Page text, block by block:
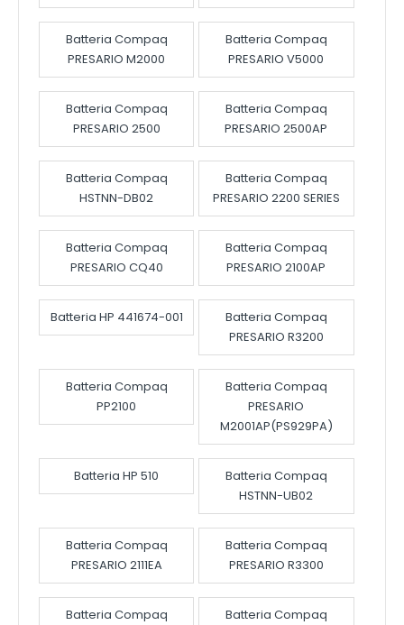
Batteria Compaq
PRESARIO M2000
Batteria Compaq
PRESARIO V5000
Batteria Compaq
PRESARIO 2500
Batteria Compaq
PRESARIO 2500AP
Batteria Compaq
HSTNN-DB02
Batteria Compaq
PRESARIO 2200 SERIES
Batteria Compaq
PRESARIO CQ40
Batteria Compaq
PRESARIO 2100AP
Batteria HP 441674-001
Batteria Compaq
PRESARIO R3200
Batteria Compaq
PP2100
Batteria Compaq
PRESARIO
M2001AP(PS929PA)
Batteria HP 510
Batteria Compaq
HSTNN-UB02
Batteria Compaq
PRESARIO 2111EA
Batteria Compaq
PRESARIO R3300
Batteria Compaq
Batteria Compaq